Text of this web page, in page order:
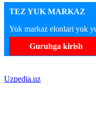
TEZ YUK MARKAZ
Yuk markaz elonlari yuk
Guruhga kirish
Uzpedia.uz